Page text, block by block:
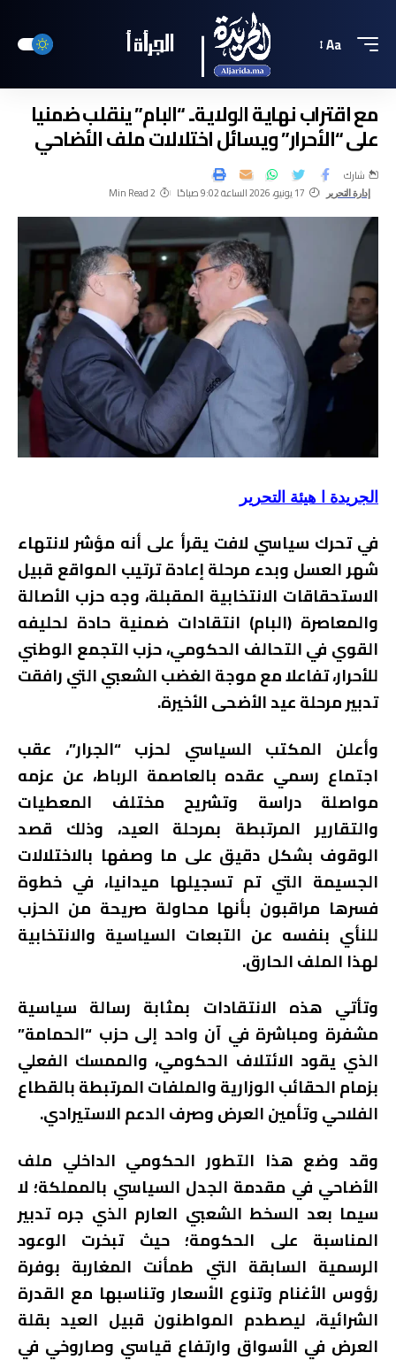
Aa
مع اقتراب نهاية الولاية.. “البام” ينقلب ضمنيا
على “الأحرار” ويسائل اختلالات ملف الأضاحي
إدارة التحرير 17 يونيو، 2026 الساعة 9:02 صباحًا 2 Min Read
شارك
الجريدة ا هيئة التحرير
في تحرك سياسي لافت يقرأ على أنه مؤشر لانتهاء
شهر العسل وبدء مرحلة إعادة ترتيب المواقع قبيل
الاستحقاقات الانتخابية المقبلة، وجه حزب الأصالة
والمعاصرة (البام) انتقادات ضمنية حادة لحليفه
القوي في التحالف الحكومي، حزب التجمع الوطني
للأحرار، تفاعلا مع موجة الغضب الشعبي التي رافقت
تدبير مرحلة عيد الأضحى الأخيرة.
وأعلن المكتب السياسي لحزب “الجرار”، عقب
اجتماع رسمي عقده بالعاصمة الرباط، عن عزمه
مواصلة دراسة وتشريح مختلف المعطيات
والتقارير المرتبطة بمرحلة العيد، وذلك قصد
الوقوف بشكل دقيق على ما وصفها بالاختلالات
الجسيمة التي تم تسجيلها ميدانيا، في خطوة
فسرها مراقبون بأنها محاولة صريحة من الحزب
للنأي بنفسه عن التبعات السياسية والانتخابية
لهذا الملف الحارق.
وتأتي هذه الانتقادات بمثابة رسالة سياسية
مشفرة ومباشرة في آن واحد إلى حزب “الحمامة”
الذي يقود الائتلاف الحكومي، والممسك الفعلي
بزمام الحقائب الوزارية والملفات المرتبطة بالقطاع
الفلاحي وتأمين العرض وصرف الدعم الاستيرادي.
وقد وضع هذا التطور الحكومي الداخلي ملف
الأضاحي في مقدمة الجدل السياسي بالمملكة؛ لا
سيما بعد السخط الشعبي العارم الذي جره تدبير
المناسبة على الحكومة؛ حيث تبخرت الوعود
الرسمية السابقة التي طمأنت المغاربة بوفرة
رؤوس الأغنام وتنوع الأسعار وتناسبها مع القدرة
الشرائية، ليصطدم المواطنون قبيل العيد بقلة
العرض في الأسواق وارتفاع قياسي وصاروخي في